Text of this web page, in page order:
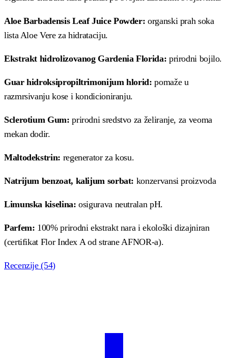
Aloe Barbadensis Leaf Juice Powder: organski prah soka
lista Aloe Vere za hidrataciju.
Ekstrakt hidrolizovanog Gardenia Florida: prirodni bojilo.
Guar hidroksipropiltrimonijum hlorid: pomaže u
razmrsivanju kose i kondicioniranju.
Sclerotium Gum: prirodni sredstvo za želiranje, za veoma
mekan dodir.
Maltodekstrin: regenerator za kosu.
Natrijum benzoat, kalijum sorbat: konzervansi proizvoda
Limunska kiselina: osigurava neutralan pH.
Parfem: 100% prirodni ekstrakt nara i ekološki dizajniran
(certifikat Flor Index A od strane AFNOR-a).
Recenzije (54)